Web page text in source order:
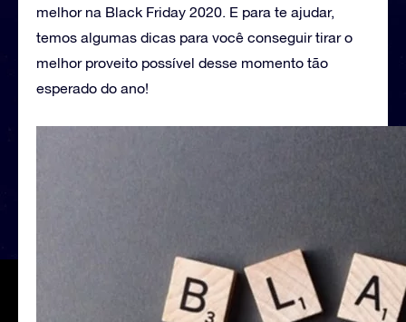
melhor na Black Friday 2020. E para te ajudar,
temos algumas dicas para você conseguir tirar o
melhor proveito possível desse momento tão
esperado do ano!